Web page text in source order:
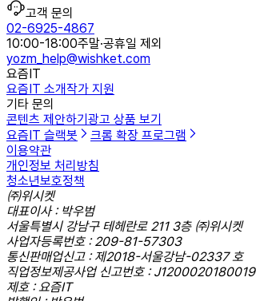
고객 문의
02-6925-4867
10:00-18:00주말·공휴일 제외
yozm_help@wishket.com
요즘IT
요즘IT 소개작가 지원
기타 문의
콘텐츠 제안하기 광고 상품 보기
요즘IT 슬랙봇
크롬 확장 프로그램
이용약관
개인정보 처리방침
청소년보호정책
㈜위시켓
대표이사 : 박우범
서울특별시 강남구 테헤란로 211 3층 ㈜위시켓
사업자등록번호 : 209-81-57303
통신판매업신고 : 제2018-서울강남-02337 호
직업정보제공사업 신고번호 : J1200020180019
제호 : 요즘IT